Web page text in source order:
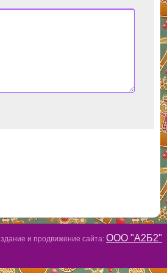
и продвижение сайта: ООО "А2Б2"